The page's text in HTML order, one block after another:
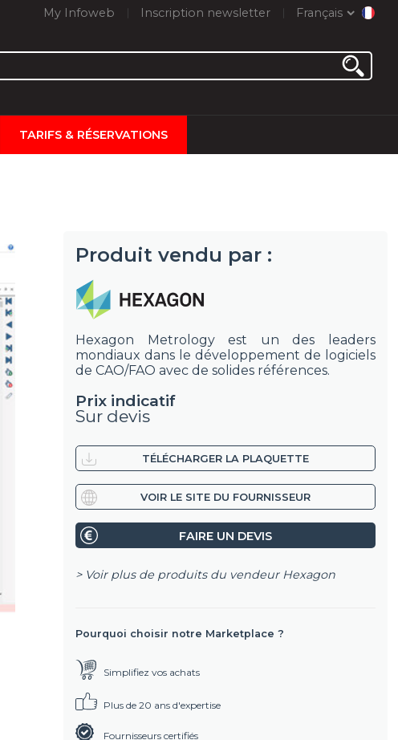
My Infoweb Inscription newsletter Français
TARIFS & RÉSERVATIONS
Produit vendu par :
Hexagon Metrology est un des leaders
mondiaux dans le développement de logiciels
de CAO/FAO avec de solides références.
Prix indicatif
Sur devis
TÉLÉCHARGER LA PLAQUETTE
VOIR LE SITE DU FOURNISSEUR
FAIRE UN DEVIS
> Voir plus de produits du vendeur Hexagon
Pourquoi choisir notre Marketplace ?
Simplifiez vos achats
Plus de 20 ans d'expertise
Fournisseurs certifiés